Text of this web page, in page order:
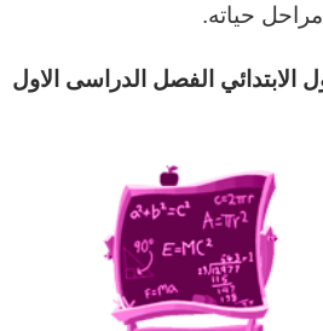
حياته.
الابتدائي الفصل الدراسى الاول